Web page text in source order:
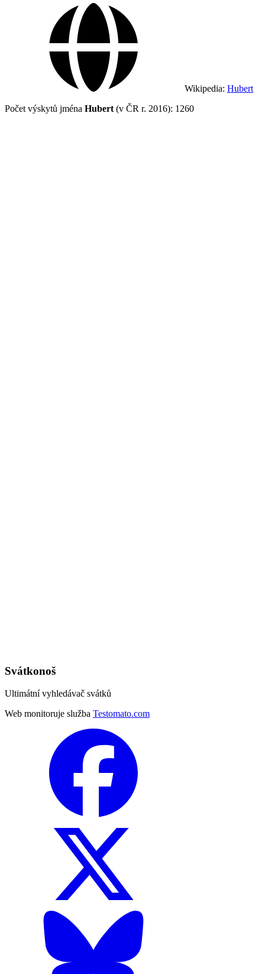
Wikipedia: Hubert
Počet výskytů jména Hubert (v ČR r. 2016): 1260
Svátkonoš
Ultimátní vyhledávač svátků
Web monitoruje služba Testomato.com